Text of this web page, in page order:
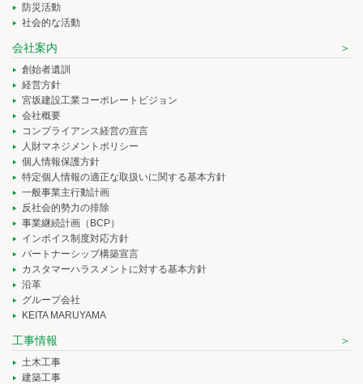
防災活動
社会的な活動
会社案内
創始者遺訓
経営方針
宮坂建設工業コーポレートビジョン
会社概要
コンプライアンス経営の宣言
人財マネジメントポリシー
個人情報保護方針
特定個人情報の適正な取扱いに関する基本方針
一般事業主行動計画
反社会的勢力の排除
事業継続計画（BCP）
インボイス制度対応方針
パートナーシップ構築宣言
カスタマーハラスメントに対する基本方針
沿革
グループ会社
KEITA MARUYAMA
工事情報
土木工事
建築工事